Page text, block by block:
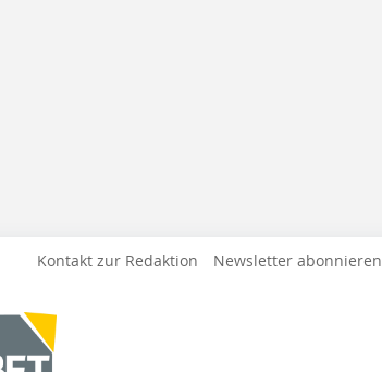
Kontakt zur Redaktion Newsletter abonnieren